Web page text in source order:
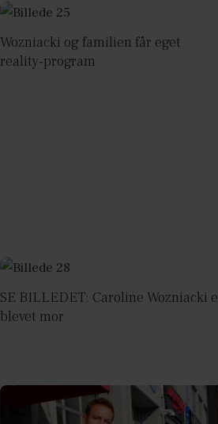
Wozniacki og familien får eget
reality-program
SE BILLEDET: Caroline Wozniacki
blevet mor